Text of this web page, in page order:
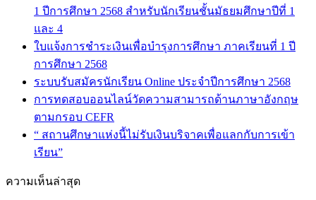
1 ปีการศึกษา 2568 สำหรับนักเรียนชั้นมัธยมศึกษาปีที่ 1
และ 4
ใบแจ้งการชำระเงินเพื่อบำรุงการศึกษา ภาคเรียนที่ 1 ปี
การศึกษา 2568
ระบบรับสมัครนักเรียน Online ประจำปีการศึกษา 2568
การทดสอบออนไลน์วัดความสามารถด้านภาษาอังกฤษ
ตามกรอบ CEFR
“ สถานศึกษาแห่งนี้ไม่รับเงินบริจาคเพื่อแลกกับการเข้า
เรียน”
ความเห็นล่าสุด